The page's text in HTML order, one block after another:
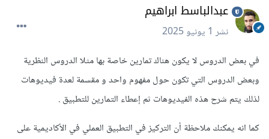
عبدالباسط ابراهيم
نشر1 يونيو 2025
في بعض الدروس لا يكون هناك تمارين خاصة بها مثلا الدروس النظرية
وبعض الدروس التي تكون حول مفهوم واحد و مقسمة لعدة فيديوهات
لذلك يتم شرح هذه الفيديوهات ثم إعطاء التمارين للتطبيق .
كما انه يمكنك ملاحظة أن التركيز في التطبيق العملي في الأكاديمية على